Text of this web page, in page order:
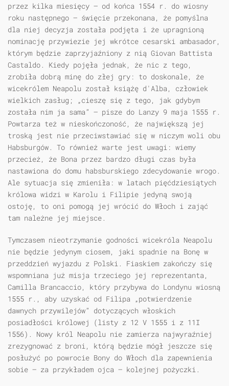
przez kilka miesięcy — od końca 1554 r. do wiosny
roku następnego — święcie przekonana, że pomyślna
dla niej decyzja została podjęta i że upragnioną
nominację przywiezie jej wkrótce cesarski ambasador,
którym będzie zaprzyjaźniony z nią Giovan Battista
Castaldo. Kiedy pojęła jednak, że nic z tego,
zrobiła dobrą minę do złej gry: to doskonale, że
wicekrólem Neapolu został książę d'Alba, człowiek
wielkich zasług; „cieszę się z tego, jak gdybym
została nim ja sama” — pisze do Lanzy 9 maja 1555 r.
Powtarza też w nieskończoność, że największą jej
troską jest nie przeciwstawiać się w niczym woli obu
Habsburgów. To również warte jest uwagi: wiemy
przecież, że Bona przez bardzo długi czas była
nastawiona do domu habsburskiego zdecydowanie wrogo.
Ale sytuacja się zmieniła: w latach pięćdziesiątych
królowa widzi w Karolu i Filipie jedyną swoją
ostoję, to oni pomogą jej wrócić do Włoch i zająć
tam należne jej miejsce.
Tymczasem nieotrzymanie godności wicekróla Neapolu
nie będzie jedynym ciosem, jaki spadnie na Bonę w
przeddzień wyjazdu z Polski. Fiaskiem zakończy się
wspomniana już misja trzeciego jej reprezentanta,
Camilla Brancaccio, który przybywa do Londynu wiosną
1555 r., aby uzyskać od Filipa „potwierdzenie
dawnych przywilejów” dotyczących włoskich
posiadłości królowej (listy z 12 V 1555 i z 11I
1556). Nowy król Neapolu nie zamierza najwyraźniej
zrezygnować z broni, którą będzie mógł jeszcze się
posłużyć po powrocie Bony do Włoch dla zapewnienia
sobie — za przykładem ojca — kolejnej pożyczki.